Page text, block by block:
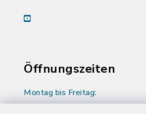
youtube
Öffnungszeiten
Montag bis Freitag: